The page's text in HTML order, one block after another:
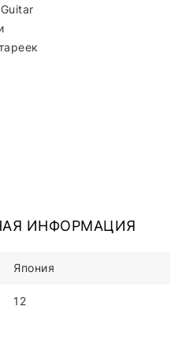
ИНФОРМАЦИЯ
Япония
12